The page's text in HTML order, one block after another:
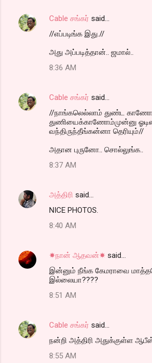
Cable சங்கர் said…
//எப்படிங்க இது.//
அது அப்படித்தான்.. ஜமால்..
8:36 AM
Cable சங்கர் said…
//நாங்கலெல்லாம் துண்ட
துணியைக்காணோம்முன்னு
வந்திருந்தீங்கன்னா தெரியும்//
அதான புருனோ.. சொல்லுங்க..
8:37 AM
அத்திரி said…
NICE PHOTOS.
8:40 AM
☀நான் ஆதவன்☀ said…
இன்னும் நீங்க கேமராவை
இல்லையா????
8:51 AM
Cable சங்கர் said…
நன்றி அத்திரி அதுக்குள்ள
8:55 AM